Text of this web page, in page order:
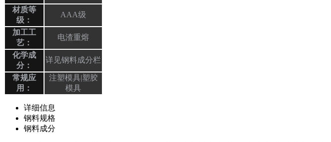
材质等
级：
AAA级
加工工
艺：
电渣重熔
化学成
分：
详见钢料成分栏
常规应
用：
注塑模具|塑胶
模具
详细信息
钢料规格
钢料成分